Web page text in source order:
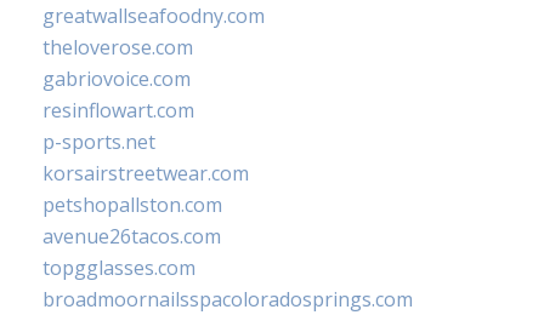
greatwallseafoodny.com
theloverose.com
gabriovoice.com
resinflowart.com
p-sports.net
korsairstreetwear.com
petshopallston.com
avenue26tacos.com
topgglasses.com
broadmoornailsspacoloradosprings.com